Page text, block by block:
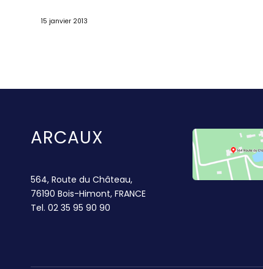
15 janvier 2013
ARCAUX
564, Route du Château,
76190 Bois-Himont, FRANCE
Tel. 02 35 95 90 90